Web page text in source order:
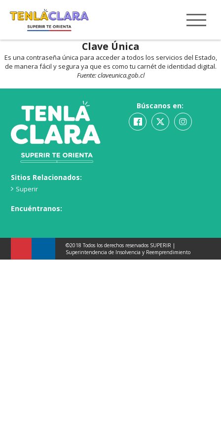
Clave Única
Es una contraseña única para acceder a todos los servicios del Estado,
de manera fácil y segura ya que es como tu carnét de identidad digital.
Fuente:claveunica.gob.cl
Sitios Relacionados:
Superir
Encuéntranos:
Búscanos en:
©2018 Todos los derechos reservados SUPERIR |
Superintendencia de Insolvencia y Reemprendimiento